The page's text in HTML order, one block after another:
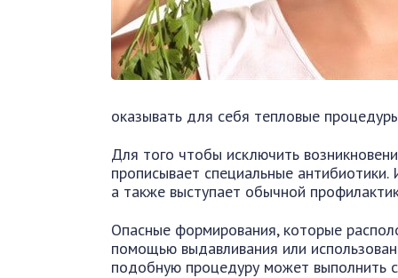
оказывать для себя тепловые
Для того чтобы исключить
прописывает специальные
а также выступает обычной
Опасные формирования, которые
помощью выдавливания или
подобную процедуру может выполнить